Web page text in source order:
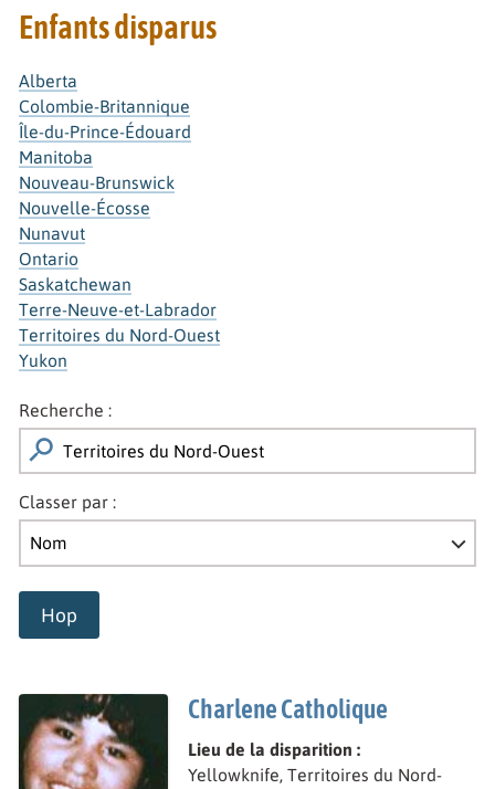
Enfants disparus
Alberta
Colombie-Britannique
Île-du-Prince-Édouard
Manitoba
Nouveau-Brunswick
Nouvelle-Écosse
Nunavut
Ontario
Saskatchewan
Terre-Neuve-et-Labrador
Territoires du Nord-Ouest
Yukon
Recherche :
Classer par :
Hop
Charlene Catholique
Lieu de la disparition :
Yellowknife, Territoires du Nord-